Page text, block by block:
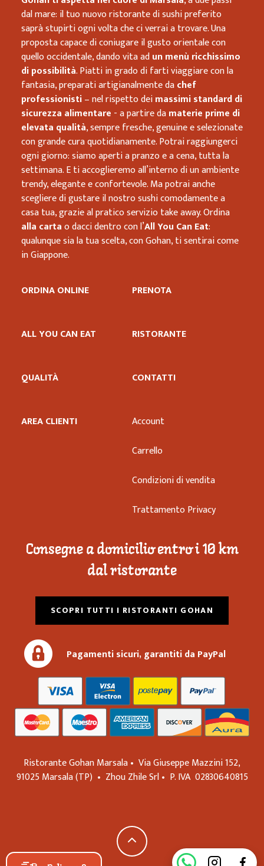
dal mare: il tuo nuovo ristorante di sushi preferito
saprà stupirti ogni volta che ci verrai a trovare. Una
proposta capace di coniugare il gusto orientale con
quello occidentale, dando vita adun menù ricchissimo
di possibilità. Piatti in grado di farti viaggiare con la
fantasia, preparati artigianalmente dachef
professionisti– nel rispetto deimassimi standard di
sicurezza alimentare - a partire damaterie prime di
elevata qualità, sempre fresche, genuine e selezionate
con grande cura quotidianamente. Potrai raggiungerci
ogni giorno: siamo aperti a pranzo e a cena, tutta la
settimana. E ti accoglieremo all’interno di un ambiente
trendy, elegante e confortevole. Ma potrai anche
scegliere di gustare il nostro sushi comodamente a
casa tua, grazie al pratico servizio take away. Ordina
alla cartao dacci dentro con l’All You Can Eat:
qualunque sia la tua scelta, con Gohan, ti sentirai come
in Giappone.
ORDINA ONLINE PRENOTA
ALL YOU CAN EAT RISTORANTE
QUALITÀ CONTATTI
AREA CLIENTI
Account
Carrello
Condizioni di vendita
Trattamento Privacy
Consegne a domicilio entro i 10 km
dal ristorante
SCOPRI TUTTI I RISTORANTI GOHAN
Pagamenti sicuri, garantiti da PayPal
Ristorante Gohan Marsala • Via Giuseppe Mazzini 152,
91025Marsala(TP) • Zhou Zhile Srl• P. IVA 02830640815